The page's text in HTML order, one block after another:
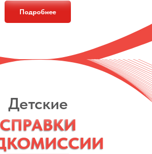
Подробнее
Детские
СПРАВКИ
СПРАВКИ